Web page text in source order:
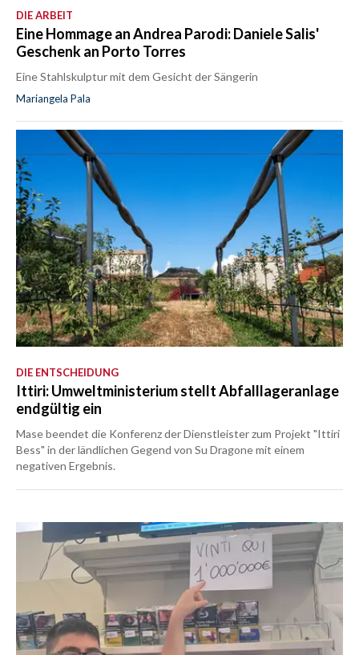
DIE ARBEIT
Eine Hommage an Andrea Parodi: Daniele Salis'
Geschenk an Porto Torres
Eine Stahlskulptur mit dem Gesicht der Sängerin
Mariangela Pala
DIE ENTSCHEIDUNG
Ittiri: Umweltministerium stellt Abfalllageranlage
endgültig ein
Mase beendet die Konferenz der Dienstleister zum Projekt "Ittiri
Bess" in der ländlichen Gegend von Su Dragone mit einem
negativen Ergebnis.